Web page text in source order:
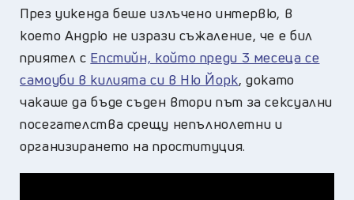
През уикенда беше излъчено интервю, в
което Андрю не изрази съжаление, че е бил
приятел с Епстийн, който преди 3 месеца се
самоуби в килията си в Ню Йорк, докато
чакаше да бъде съден втори път за сексуални
посегателства срещу непълнолетни и
организирането на проституция.